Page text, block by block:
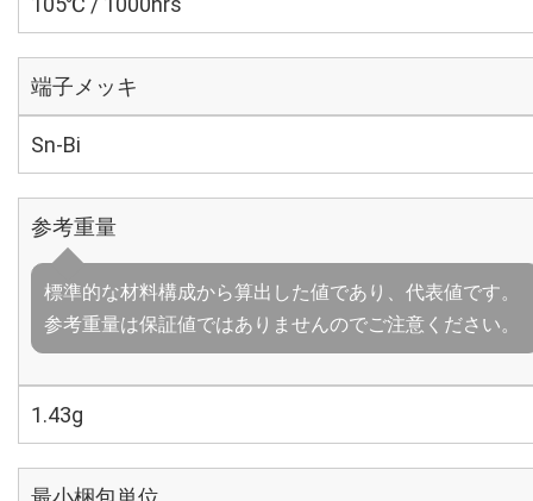
端子メッキ
Sn-Bi
参考重量
標準的な材料構成から算出した値であり、代表値です。
参考重量は保証値ではありませんのでご注意ください。
1.43g